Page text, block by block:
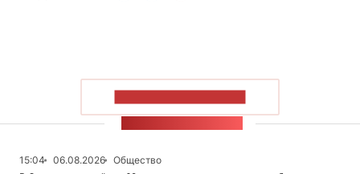
15:04 06.08.2026
Общество